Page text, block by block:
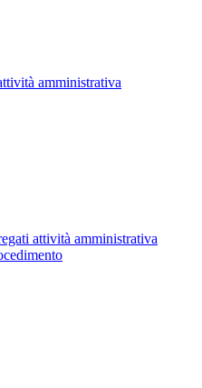
amministrativa
attività amministrativa